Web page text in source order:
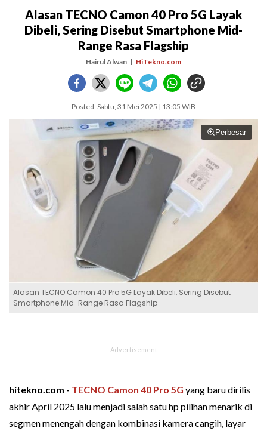
Alasan TECNO Camon 40 Pro 5G Layak
Dibeli, Sering Disebut Smartphone Mid-
Range Rasa Flagship
Hairul Alwan HiTekno.com
Posted: Sabtu, 31 Mei 2025 | 13:05 WIB
Perbesar
Alasan TECNO Camon 40 Pro 5G Layak Dibeli, Sering Disebut
Smartphone Mid-Range Rasa Flagship
hitekno.com - TECNO Camon 40 Pro 5G yang baru dirilis
akhir April 2025 lalu menjadi salah satu hp pilihan menarik di
segmen menengah dengan kombinasi kamera cangih, layar